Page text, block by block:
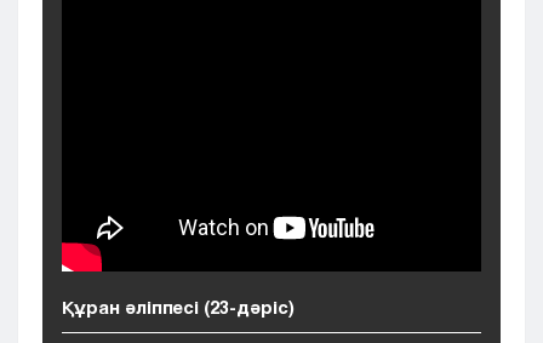
Уральск
Усть-Каменогорск
Құран әліппесі (23-дәріс)